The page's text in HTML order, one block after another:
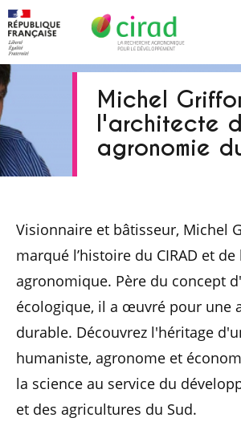
Michel
l'architecte
agronomie
Visionnaire et bâtisseur, Michel
marqué l’histoire du CIRAD et
agronomique. Père du concept
écologique, il a œuvré pour une
durable. Découvrez l'héritage
humaniste, agronome et
la science au service du
et des agricultures du Sud.